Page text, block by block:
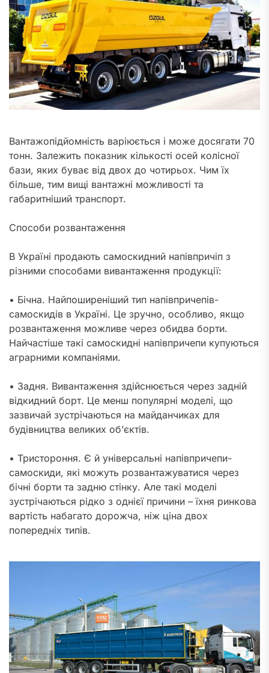
Вантажопідйомність варіюється і може досягати 70
тонн. Залежить показник кількості осей колісної
бази, яких буває від двох до чотирьох. Чим їх
більше, тим вищі вантажні можливості та
габаритніший транспорт.
Способи розвантаження
В Україні продають самоскидний напівпричіп з
різними способами вивантаження продукції:
• Бічна. Найпоширеніший тип напівпричепів-
самоскидів в Україні. Це зручно, особливо, якщо
розвантаження можливе через обидва борти.
Найчастіше такі самоскидні напівпричепи купуються
аграрними компаніями.
• Задня. Вивантаження здійснюється через задній
відкидний борт. Це менш популярні моделі, що
зазвичай зустрічаються на майданчиках для
будівництва великих об’єктів.
• Тристороння. Є й універсальні напівпричепи-
самоскиди, які можуть розвантажуватися через
бічні борти та задню стінку. Але такі моделі
зустрічаються рідко з однієї причини – їхня ринкова
вартість набагато дорожча, ніж ціна двох
попередніх типів.